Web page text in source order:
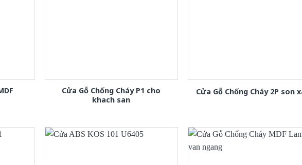
Cửa Gỗ Chống Cháy P1 cho
khach san
Cửa Gỗ Chống Cháy 2P son